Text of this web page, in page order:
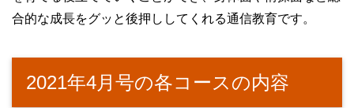
合的な成長をグッと後押ししてくれる通信教育です。
2021年4月号の各コースの内容